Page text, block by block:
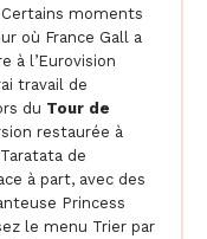
moments
où France Gall a
à l’Eurovision
travail de
du Tour de
restaurée à
de
à part, avec des
Princess
le menu Trier par